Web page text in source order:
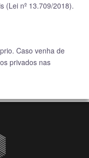
(Lei nº 13.709/2018).
Caso venha de
privados nas